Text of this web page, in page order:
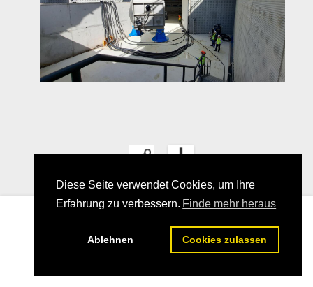
Diese Seite verwendet Cookies, um Ihre
Erfahrung zu verbessern. Finde mehr heraus
Ablehnen Cookies zulassen08